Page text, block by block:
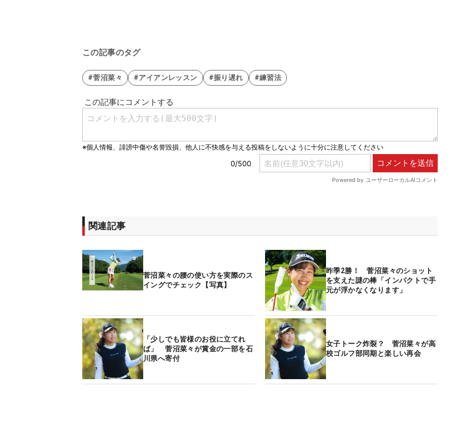
この記事のタグ
#菅沼菜々 #アイアンレッスン #振り遅れ #練習法
関連記事
菅沼菜々の腰の使い方を実際のス
イングでチェック【写真】
昨季2勝！ 菅沼菜々のショット
を支えた謎の棒「インパクトで手
元が浮かなくなります」
「少しでも皆様のお役に立てれ
ば」 菅沼菜々が賞金の一部を石
川県へ寄付
女子トーク炸裂？ 菅沼菜々が高
校ゴルフ部同期と楽しい再会